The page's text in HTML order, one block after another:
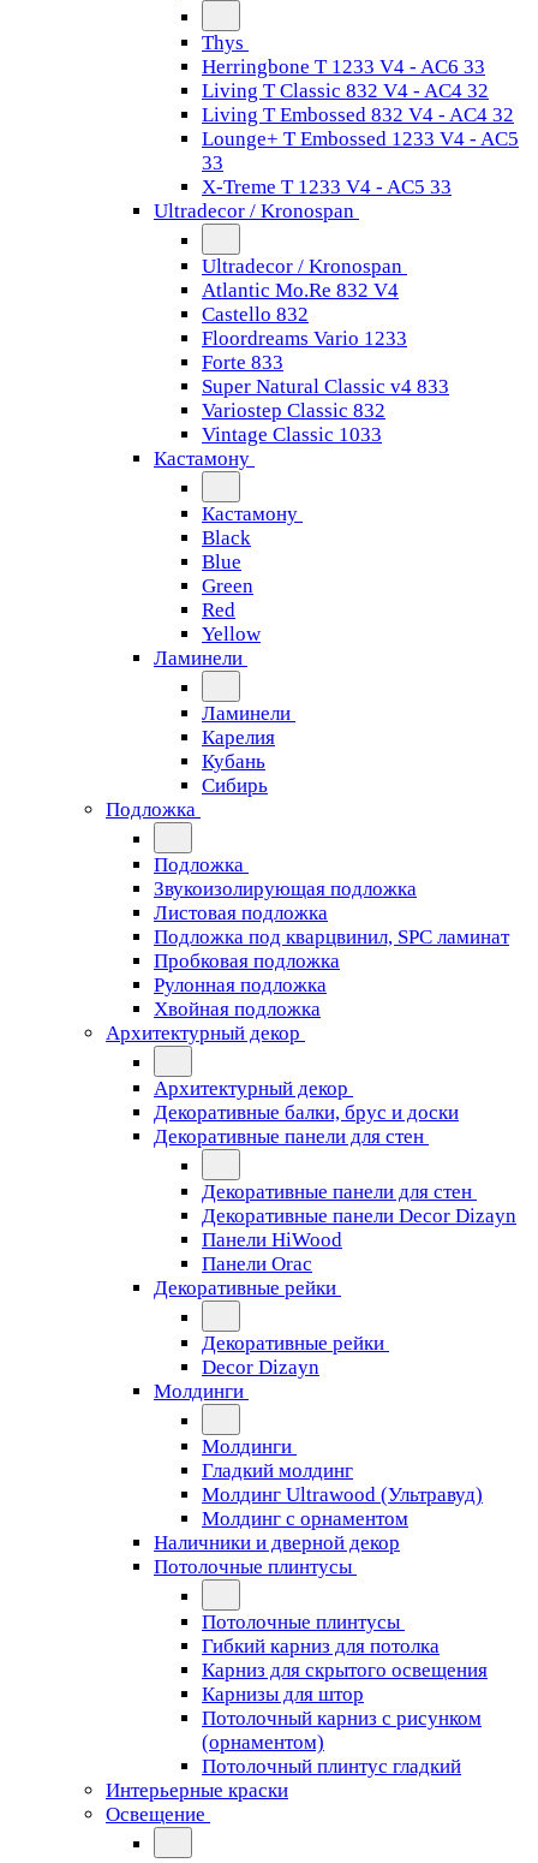
Thys
Herringbone T 1233 V4 - AC6 33
Living T Classic 832 V4 - AC4 32
Living T Embossed 832 V4 - AC4 32
Lounge+ T Embossed 1233 V4 - AC5
33
X-Treme T 1233 V4 - AC5 33
Ultradecor / Kronospan
Ultradecor / Kronospan
Atlantic Mo.Re 832 V4
Castello 832
Floordreams Vario 1233
Forte 833
Super Natural Classic v4 833
Variostep Classic 832
Vintage Classic 1033
Кастамону
Кастамону
Black
Blue
Green
Red
Yellow
Ламинели
Ламинели
Карелия
Кубань
Сибирь
Подложка
Подложка
Звукоизолирующая подложка
Листовая подложка
Подложка под кварцвинил, SPC ламинат
Пробковая подложка
Рулонная подложка
Хвойная подложка
Архитектурный декор
Архитектурный декор
Декоративные балки, брус и доски
Декоративные панели для стен
Декоративные панели для стен
Декоративные панели Decor Dizayn
Панели HiWood
Панели Orac
Декоративные рейки
Декоративные рейки
Decor Dizayn
Молдинги
Молдинги
Гладкий молдинг
Молдинг Ultrawood (Ультравуд)
Молдинг с орнаментом
Наличники и дверной декор
Потолочные плинтусы
Потолочные плинтусы
Гибкий карниз для потолка
Карниз для скрытого освещения
Карнизы для штор
Потолочный карниз с рисунком
(орнаментом)
Потолочный плинтус гладкий
Интерьерные краски
Освещение